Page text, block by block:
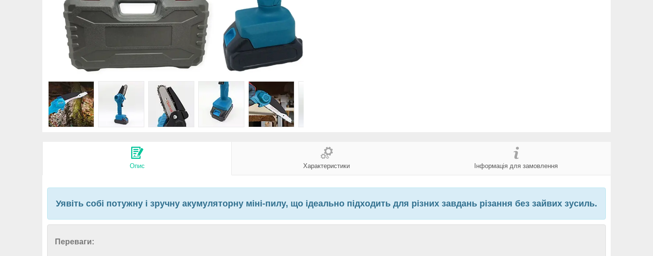
Опис Характеристики Інформація для замовлення
Уявіть собі потужну і зручну акумуляторну міні-пилу, що ідеально підходить для різних завдань різання без зайвих зусиль.
Переваги: